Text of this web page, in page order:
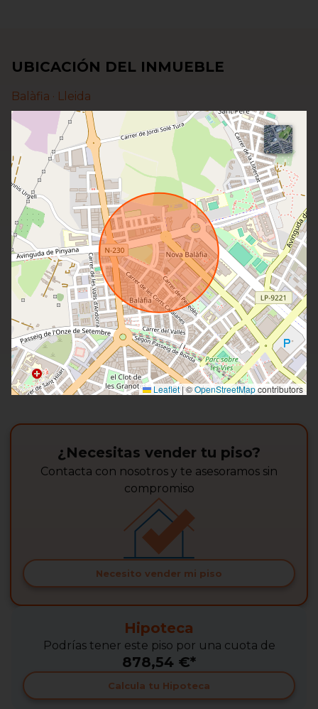
UBICACIÓN DEL INMUEBLE
Balàfia · Lleida
Leaflet |©OpenStreetMapcontributors
¿Necesitas vender tu piso?
Contacta con nosotros y te asesoramos sin
compromiso
Necesito vender mi piso
Hipoteca
Podrías tener este piso por una cuota de
878,54 €*
Calcula tu Hipoteca